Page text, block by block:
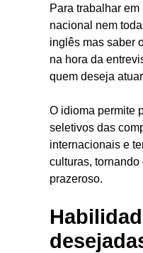
Para trabalhar
nacional nem
inglês mas saber
na hora da
quem deseja
O idioma permite
seletivos das
internacionais e
culturas,
prazeroso.